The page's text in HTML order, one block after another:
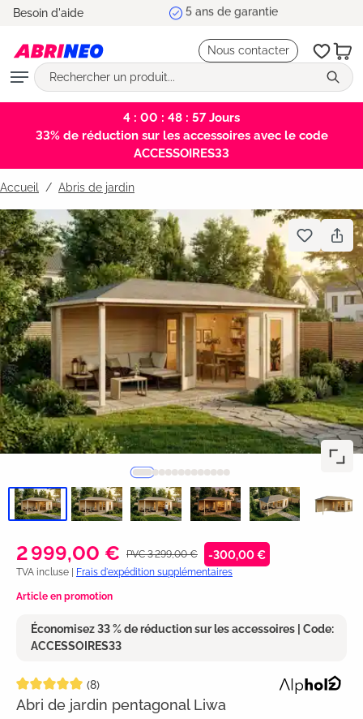
principal
Besoin d'aide 5 ans de garantie
Nous contacter
4 : 00 : 48 : 56Jours
33% de réduction sur les accessoires avec le code
ACCESSOIRES33
Accueil Abris de jardin
Bildergalerie überspringen
2 999,00 € PVC 3 299,00 € -300,00 €
TVA incluse | Frais d'expédition supplémentaires
Article en promotion
Économisez 33 % de réduction sur les accessoires | Code:
ACCESSOIRES33
Note moyenne de 5 sur 5 étoiles
(8)
Abri de jardin pentagonal Liwa